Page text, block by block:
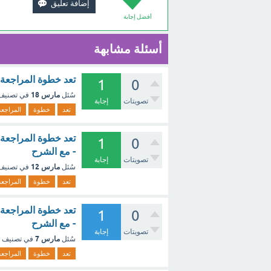
أفضل إجابة
أسئلة مشابهة
0
تصويتات
1
إجابة
تعد خطوة
سُئل مارس 18 في
تعد خطوة
0
تصويتات
1
إجابة
تعد خطوة
- مع الشرح
سُئل مارس 12 في
تعد خطوة
0
تصويتات
1
إجابة
تعد خطوة
- مع الشرح
سُئل مارس 7 في تصنيف
تعد خطوة